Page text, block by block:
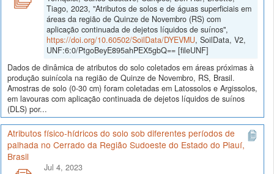
Tiago, 2023, "Atributos de solos e de águas superficiais em
áreas da região de Quinze de Novembro (RS) com
aplicação continuada de dejetos líquidos de suínos",
https://doi.org/10.60502/SoilData/DYEVMU, SoilData, V2,
UNF:6:0/PtgoBeyE895ahPEX5gbQ== [fileUNF]
Dados de dinâmica de atributos do solo coletados em áreas próximas à
produção suinícola na região de Quinze de Novembro, RS, Brasil.
Amostras de solo (0-30 cm) foram coletadas em Latossolos e Argissolos,
em lavouras com aplicação continuada de dejetos líquidos de suínos
(DLS) por...
Atributos físico-hídricos do solo sob diferentes períodos de
palhada no Cerrado da Região Sudoeste do Estado do Piauí,
Brasil
Jul 4, 2023